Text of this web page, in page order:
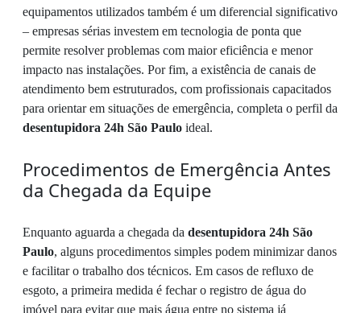
equipamentos utilizados também é um diferencial significativo
– empresas sérias investem em tecnologia de ponta que
permite resolver problemas com maior eficiência e menor
impacto nas instalações. Por fim, a existência de canais de
atendimento bem estruturados, com profissionais capacitados
para orientar em situações de emergência, completa o perfil da
desentupidora 24h São Paulo ideal.
Procedimentos de Emergência Antes
da Chegada da Equipe
Enquanto aguarda a chegada da desentupidora 24h São
Paulo, alguns procedimentos simples podem minimizar danos
e facilitar o trabalho dos técnicos. Em casos de refluxo de
esgoto, a primeira medida é fechar o registro de água do
imóvel para evitar que mais água entre no sistema já